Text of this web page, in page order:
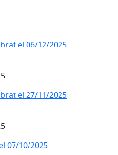
el 06/12/2025
el 27/11/2025
07/10/2025